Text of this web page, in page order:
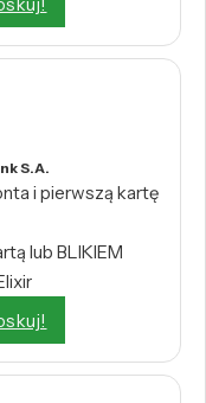
S.A.
i pierwszą kartę
lub BLIKIEM